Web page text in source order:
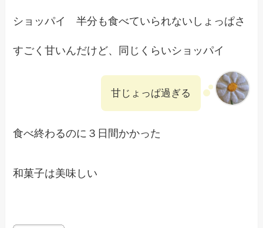
ショッパイ 半分も食べていられないしょっぱさ
すごく甘いんだけど、同じくらいショッパイ
甘じょっぱ過ぎる
食べ終わるのに３日間かかった
和菓子は美味しい